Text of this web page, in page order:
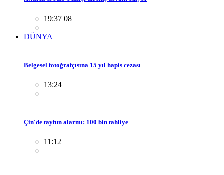
19:37 08
DÜNYA
Belgesel fotoğrafçısına 15 yıl hapis cezası
13:24
Çin'de tayfun alarmı: 100 bin tahliye
11:12